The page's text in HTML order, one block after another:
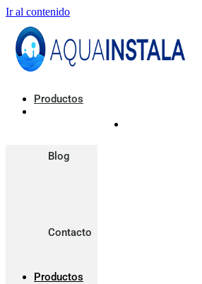
Ir al contenido
Productos
Blog
Contacto
Productos